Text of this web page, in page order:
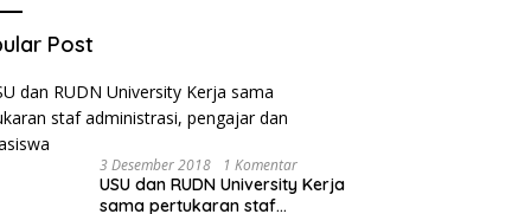
Post
3 Desember 2018 1 Komentar
USU dan RUDN University Kerja
sama pertukaran staf